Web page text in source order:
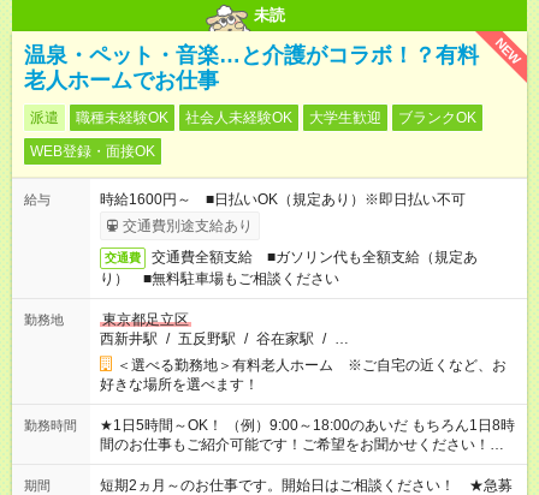
未読
NEW
温泉・ペット・音楽…と介護がコラボ！？有料
老人ホームでお仕事
派遣 職種未経験OK 社会人未経験OK 大学生歓迎
ブランクOK
WEB登録・面接OK
給与
時給1600円～ ■日払いOK（規定あり）※即日払い不可
交通費別途支給あり
交通費
交通費全額支給 ■ガソリン代も全額支給（規定あ
り） ■無料駐車場もご相談ください
勤務地
東京都足立区
西新井駅 / 五反野駅 / 谷在家駅 / …
＜選べる勤務地＞有料老人ホーム ※ご自宅の近くなど、お
好きな場所を選べます！
勤務時間
★1日5時間～OK！ （例）9:00～18:00のあいだ もちろん1日8時
間のお仕事もご紹介可能です！ご希望をお聞かせください！★家
庭の都合でお休みが必要な場合も遠慮なくご相談ください。 ※
週最低15時間以上の勤務が必要です
期間
短期2ヵ月～のお仕事です。開始日はご相談ください！ ★急募